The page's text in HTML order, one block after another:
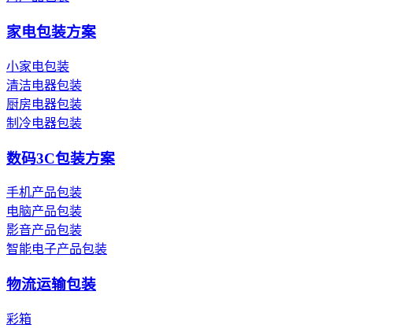
家电包装方案
小家电包装
清洁电器包装
厨房电器包装
制冷电器包装
数码3C包装方案
手机产品包装
电脑产品包装
影音产品包装
智能电子产品包装
物流运输包装
彩箱